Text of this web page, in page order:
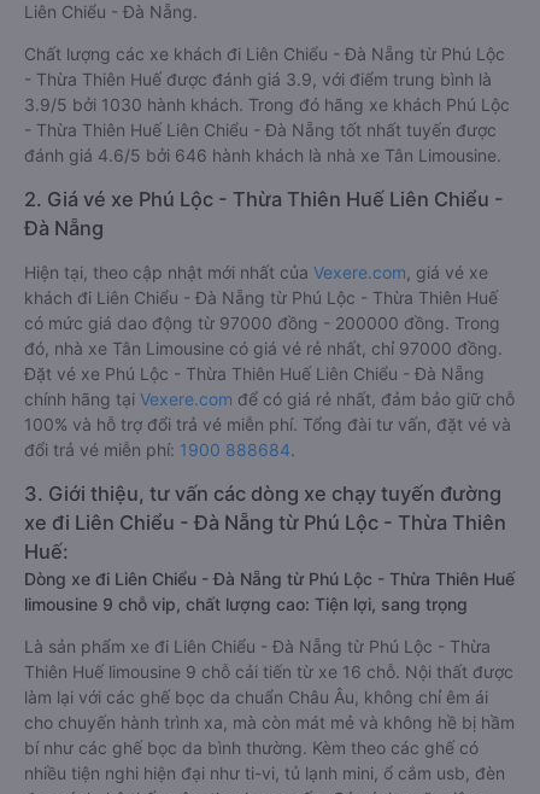
Liên Chiểu - Đà Nẵng.
Chất lượng các xe khách đi Liên Chiểu - Đà Nẵng từ Phú Lộc
- Thừa Thiên Huế được đánh giá 3.9, với điểm trung bình là
3.9/5 bởi 1030 hành khách. Trong đó hãng xe khách Phú Lộc
- Thừa Thiên Huế Liên Chiểu - Đà Nẵng tốt nhất tuyến được
đánh giá 4.6/5 bởi 646 hành khách là nhà xe Tân Limousine.
2. Giá vé xe Phú Lộc - Thừa Thiên Huế Liên Chiểu -
Đà Nẵng
Hiện tại, theo cập nhật mới nhất của Vexere.com , giá vé xe
khách đi Liên Chiểu - Đà Nẵng từ Phú Lộc - Thừa Thiên Huế
có mức giá dao động từ 97000 đồng - 200000 đồng. Trong
đó, nhà xe Tân Limousine có giá vé rẻ nhất, chỉ 97000 đồng.
Đặt vé xe Phú Lộc - Thừa Thiên Huế Liên Chiểu - Đà Nẵng
chính hãng tại Vexere.com để có giá rẻ nhất, đảm bảo giữ chỗ
100% và hỗ trợ đổi trả vé miễn phí. Tổng đài tư vấn, đặt vé và
đổi trả vé miễn phí: 1900 888684.
3. Giới thiệu, tư vấn các dòng xe chạy tuyến đường
xe đi Liên Chiểu - Đà Nẵng từ Phú Lộc - Thừa Thiên
Huế:
Dòng xe đi Liên Chiểu - Đà Nẵng từ Phú Lộc - Thừa Thiên Huế
limousine 9 chỗ vip, chất lượng cao: Tiện lợi, sang trọng
Là sản phẩm xe đi Liên Chiểu - Đà Nẵng từ Phú Lộc - Thừa
Thiên Huế limousine 9 chỗ cải tiến từ xe 16 chỗ. Nội thất được
làm lại với các ghế bọc da chuẩn Châu Âu, không chỉ êm ái
cho chuyến hành trình xa, mà còn mát mẻ và không hề bị hầm
bí như các ghế bọc da bình thường. Kèm theo các ghế có
nhiều tiện nghi hiện đại như ti-vi, tủ lạnh mini, ổ cắm usb, đèn